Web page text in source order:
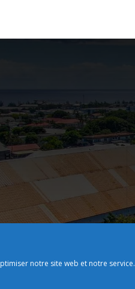
notre site web et notre service.